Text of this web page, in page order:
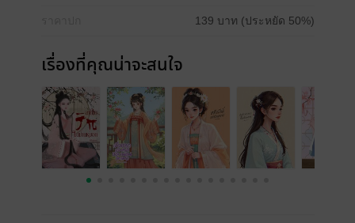
139 บาท (ประหยัด 50%)
เรื่องที่คุณน่าจะสนใจ